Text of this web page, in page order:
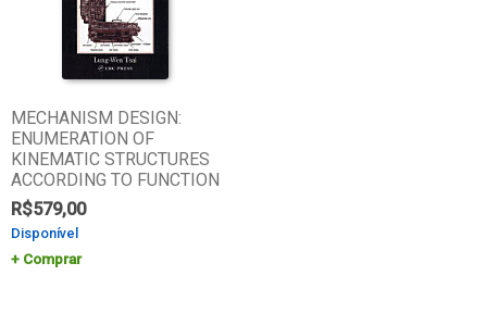
MECHANISM DESIGN:
ENUMERATION OF
KINEMATIC STRUCTURES
ACCORDING TO FUNCTION
R$579,00
Disponível
Comprar